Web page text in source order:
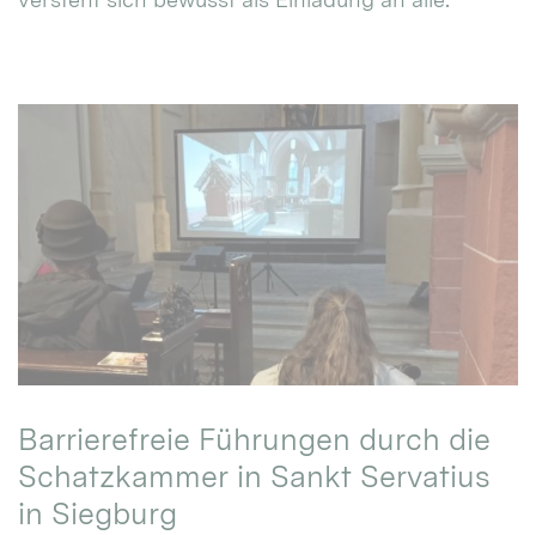
Barrierefreie Führungen durch die
Schatzkammer in Sankt Servatius
in Siegburg